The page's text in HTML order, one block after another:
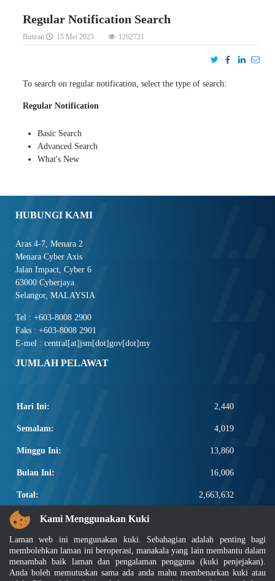
Regular Notification Search
Butiran 15 Mei 2025 1262721
To search on regular notification, select the type of search:
Regular Notification
Basic Search
Advanced Search
What's New
HUBUNGI KAMI
Aras 4-7, Menara 2
Menara Cyber Axis
Jalan Impact, Cyber 6
63000 Cyberjaya
Selangor, MALAYSIA
Tel : +603-8008 2900
Faks : +603-8008 2901
E-mel : central[at]jsm[dot]gov[dot]my
JUMLAH PELAWAT
Hari Ini: 2,440
Semalam: 4,019
Minggu Ini: 13,860
Bulan Ini: 16,006
Total: 2,663,632
PAUTAN POPULAR
Elektroteknikal, ICT dan Pembinaan
Other Notification Search
Regular Notification Search
Kami Menggunakan Kuki
Laman web ini mengunakan kuki. Sebahagian adalah penting bagi
membolehkan laman ini beroperasi, manakala yang lain membantu dalam
menambah baik laman dan pengalaman pengguna (kuki penjejakan).
Anda boleh memutuskan sama ada anda mahu membenarkan kuki atau